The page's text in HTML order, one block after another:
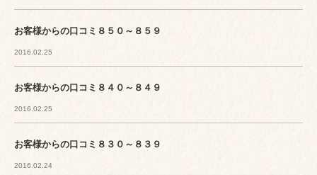
お客様からの口コミ８５０～８５９
2016.02.25
お客様からの口コミ８４０～８４９
2016.02.25
お客様からの口コミ８３０～８３９
2016.02.24